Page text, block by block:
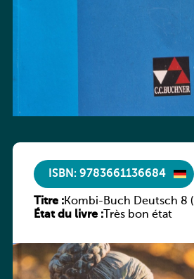
ISBN: 9783661136684
Titre :Kombi-Buch Deutsch 8
Luxemburg)
État du livre :Très bon état